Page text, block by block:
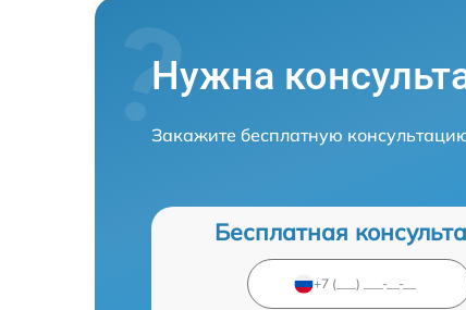
Нужна
Закажите бесплатную
Бесплатная